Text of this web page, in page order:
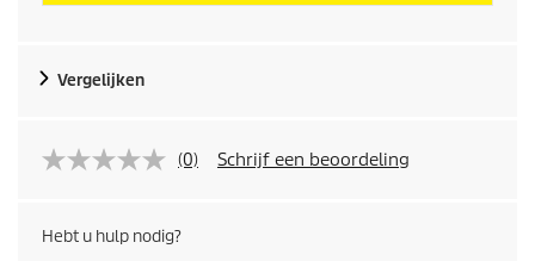
p
o
d
Vergelijken
(0) Schrijf een beoordeling
Hebt u hulp nodig?